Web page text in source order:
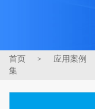
首页 > 应用案例
集